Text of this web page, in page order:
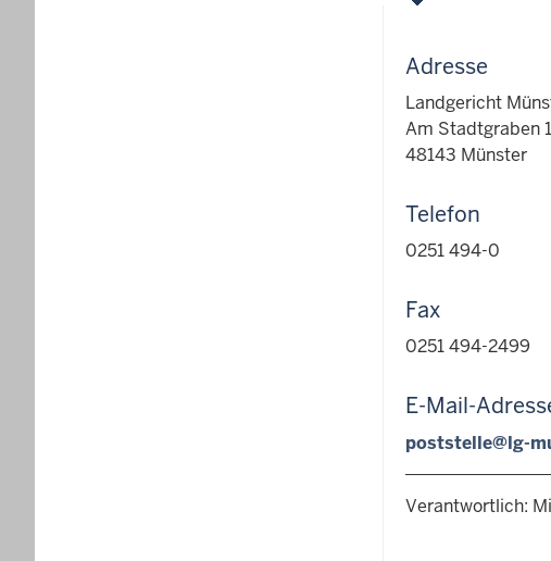
Adresse
Landgericht
Am Stadtgraben
48143 Münster
Telefon
0251 494-0
Fax
0251 494-2499
E-Mail-
poststelle@lg-
Verantwortlich: